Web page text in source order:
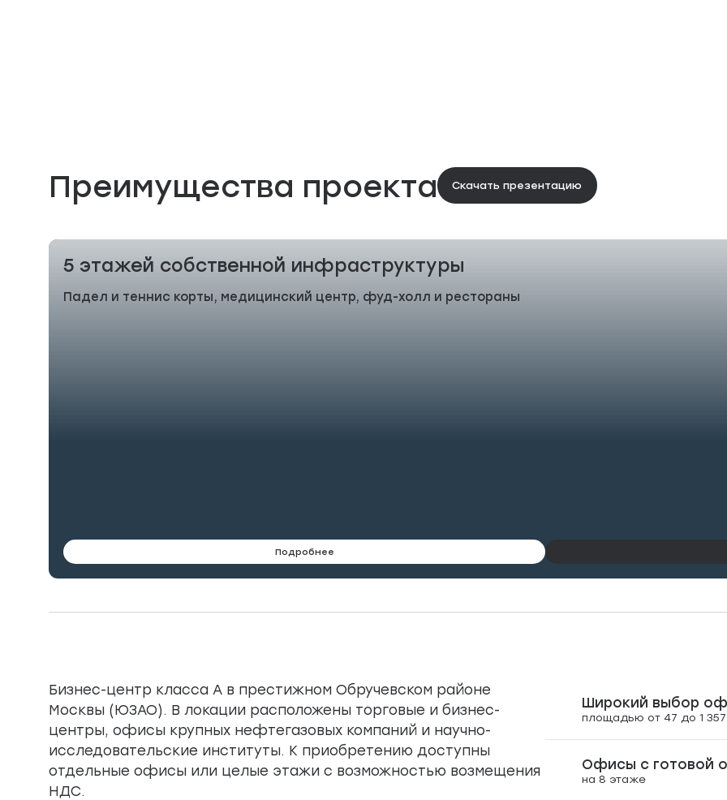
Преимущества проекта Скачать презентацию
5 этажей собственной инфраструктуры
Падел и теннис корты, медицинский центр, фуд-холл и рестораны
Подробнее
Бизнес-центр класса А в престижном Обручевском районе
Москвы (ЮЗАО). В локации расположены торговые и бизнес-
центры, офисы крупных нефтегазовых компаний и научно-
исследовательские институты. К приобретению доступны
отдельные офисы или целые этажи с возможностью возмещения
НДС.
Широкий выбор
площадью от 47 до 1 357
Офисы с готовой
на 8 этаже